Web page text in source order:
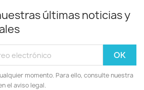
últimas noticias y
momento. Para ello, consulte nuestra
el aviso legal.